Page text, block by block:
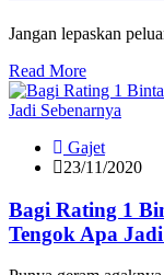
Jangan lepaskan
Read More
Gajet
23/11/2020
Bagi Rating 1
Tengok Apa